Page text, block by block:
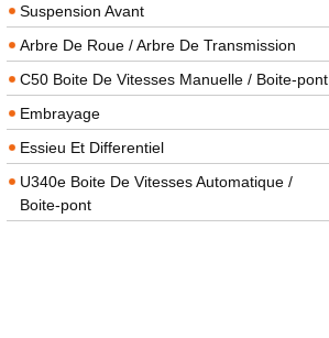
Suspension Avant
Arbre De Roue / Arbre De Transmission
C50 Boite De Vitesses Manuelle / Boite-pont
Embrayage
Essieu Et Differentiel
U340e Boite De Vitesses Automatique /
Boite-pont